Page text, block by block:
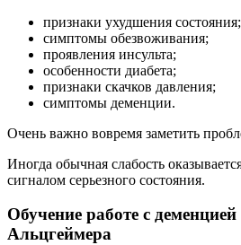
признаки ухудшения состояния;
симптомы обезвоживания;
проявления инсульта;
особенности диабета;
признаки скачков давления;
симптомы деменции.
Очень важно вовремя заметить
Иногда обычная слабость
сигналом серьезного состояния.
Обучение работе с
Альцгеймера